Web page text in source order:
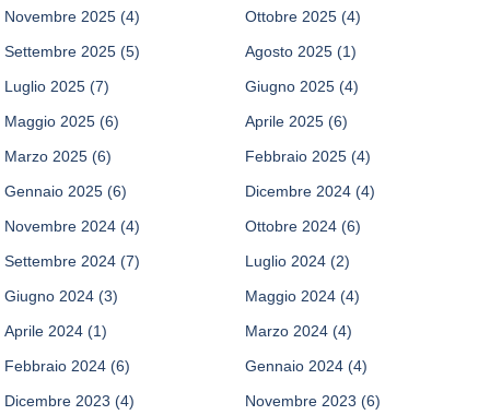
Novembre 2025 (4) Ottobre 2025 (4)
Settembre 2025 (5) Agosto 2025 (1)
Luglio 2025 (7) Giugno 2025 (4)
Maggio 2025 (6) Aprile 2025 (6)
Marzo 2025 (6) Febbraio 2025 (4)
Gennaio 2025 (6) Dicembre 2024 (4)
Novembre 2024 (4) Ottobre 2024 (6)
Settembre 2024 (7) Luglio 2024 (2)
Giugno 2024 (3) Maggio 2024 (4)
Aprile 2024 (1) Marzo 2024 (4)
Febbraio 2024 (6) Gennaio 2024 (4)
Dicembre 2023 (4) Novembre 2023 (6)